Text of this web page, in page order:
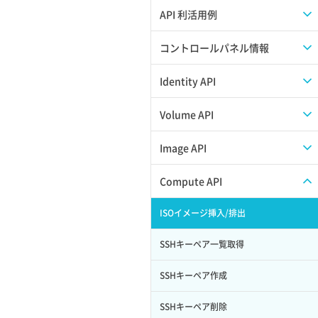
APIのご利用について
API 利活用例
APIでAPIサブユーザーを作成する
APIでVPSにISOイメージを挿入する
APIでVPSを作成する
コントロールパネル情報
APIユーザーを作成する
API情報を確認する
Identity API
Credential一覧取得
Credential作成
Credential削除
Credential詳細取得
サブユーザーからロールを紐づけ解除
サブユーザーにロールを紐づけ
サブユーザー一覧取得
Volume API
スナップショット一覧取得
スナップショット作成
スナップショット削除
スナップショット復元
スナップショット詳細一覧取得
スナップショット詳細取得（アイテム
Image API
ISOイメージアップロード
ISOイメージ作成
イメージ一覧取得
イメージ保存使用量取得
イメージ保存容量取得
Compute API
ISOイメージ挿入/排出
SSHキーペア一覧取得
SSHキーペア作成
SSHキーペア削除